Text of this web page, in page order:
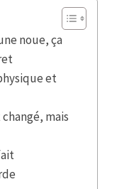
noue, ça
et
mais